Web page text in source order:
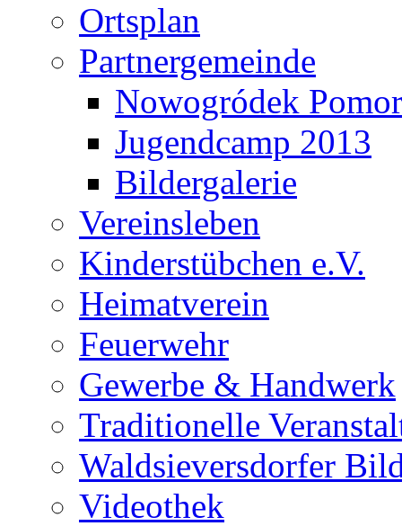
Ortsplan
Partnergemeinde
Nowogródek
Jugendcamp 2013
Bildergalerie
Vereinsleben
Kinderstübchen e.V.
Heimatverein
Feuerwehr
Gewerbe & Handwerk
Traditionelle
Waldsieversdorfer
Videothek